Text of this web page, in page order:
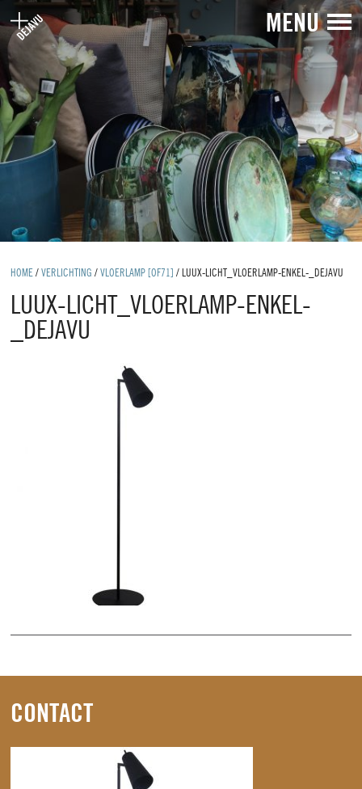
MENU
HOME /VERLICHTING /VLOERLAMP [OF71] / LUUX-LICHT_VLOERLAMP-ENKEL-_DEJAVU
LUUX-LICHT_VLOERLAMP-ENKEL-
_DEJAVU
CONTACT